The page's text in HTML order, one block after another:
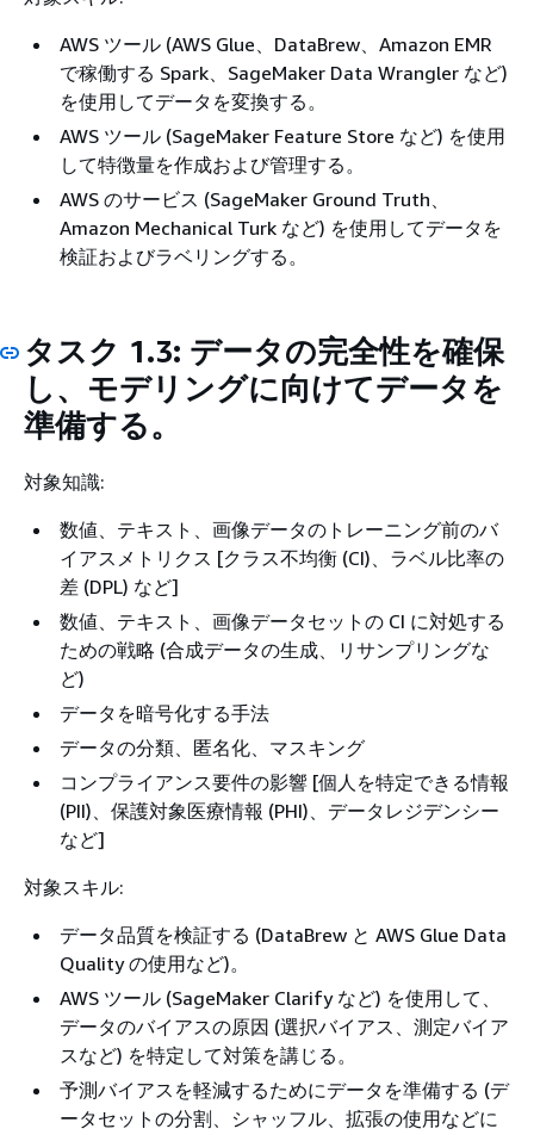
AWS ツール (AWS Glue、DataBrew、Amazon EMR
で稼働する Spark、SageMaker Data Wrangler など)
を使用してデータを変換する。
AWS ツール (SageMaker Feature Store など) を使用
して特徴量を作成および管理する。
AWS のサービス (SageMaker Ground Truth、
Amazon Mechanical Turk など) を使用してデータを
検証およびラベリングする。
タスク 1.3: データの完全性を確保
し、モデリングに向けてデータを
準備する。
対象知識:
数値、テキスト、画像データのトレーニング前のバ
イアスメトリクス [クラス不均衡 (CI)、ラベル比率の
差 (DPL) など]
数値、テキスト、画像データセットの CI に対処する
ための戦略 (合成データの生成、リサンプリングな
ど)
データを暗号化する手法
データの分類、匿名化、マスキング
コンプライアンス要件の影響 [個人を特定できる情報
(PII)、保護対象医療情報 (PHI)、データレジデンシー
など]
対象スキル:
データ品質を検証する (DataBrew と AWS Glue Data
Quality の使用など)。
AWS ツール (SageMaker Clarify など) を使用して、
データのバイアスの原因 (選択バイアス、測定バイア
スなど) を特定して対策を講じる。
予測バイアスを軽減するためにデータを準備する (デ
ータセットの分割、シャッフル、拡張の使用などに